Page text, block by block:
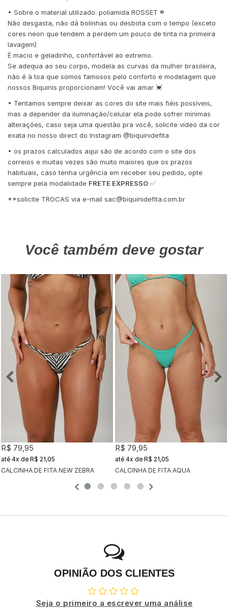
• Sobre o material utilizado: poliamida ROSSET ®️
Não desgasta, não dá bolinhas ou desbota com o tempo (exceto
cores neon que tendem a perdem um pouco de tinta na primeira
lavagem)
É macio e geladinho, confortável ao extremo.
Se adequa ao seu corpo, modela as curvas da mulher brasileira,
não é à toa que somos famosos pelo conforto e modelagem que
nossos Biquinis proporcionam! Você vai amar 💓
• Tentamos sempre deixar as cores do site mais fiéis possíveis,
mas a depender da iluminação/celular ela pode sofrer mínimas
alterações, caso seja uma questão pra você, solicite vídeo da cor
exata no nosso direct do Instagram @biquinidefita
• os prazos calculados aqui são de acordo com o site dos
correios e muitas vezes são muito maiores que os prazos
habituais, caso tenha urgência em receber seu pedido, opte
sempre pela modalidade FRETE EXPRESSO ✅
**solicite TROCAS via e-mail sac@biquinidefita.com.br
Você também deve gostar
CALCINHA DE FITA NEW ZEBRA
R$ 79,95
4x de R$ 21,05
CALCINHA DE FITA AQUA
R$ 79,95
4x de R$ 21,05
OPINIÃO DOS CLIENTES
Seja o primeiro a escrever uma análise